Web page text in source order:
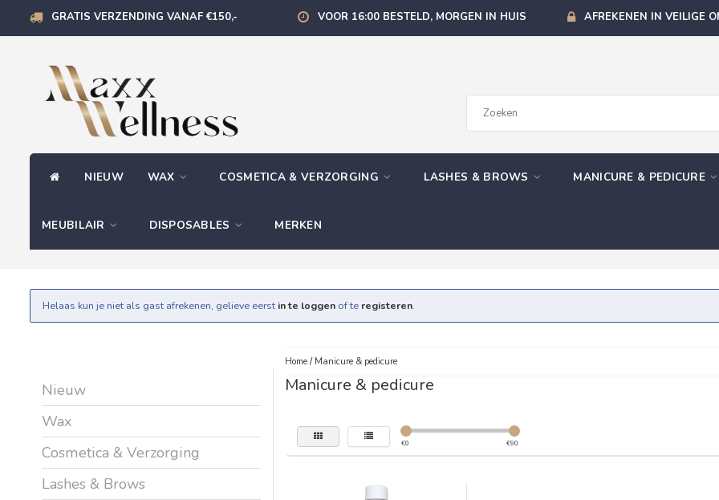
GRATIS VERZENDING VANAF €150,- VOOR 16:00 BESTELD, MORGEN IN HUIS AFREKENEN IN VEILIGE
NIEUW WAX COSMETICA & VERZORGING LASHES & BROWS MANICURE & PEDICURE
MEUBILAIR DISPOSABLES MERKEN
Helaas kun je niet als gast afrekenen, gelieve eerst in te loggen of te registeren.
Nieuw
Wax
Cosmetica & Verzorging
Lashes & Brows
Home/ Manicure & pedicure
Manicure & pedicure
€0 €90